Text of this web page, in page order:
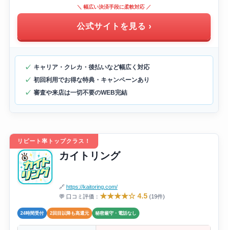
＼ 幅広い決済手段に柔軟対応 ／
公式サイトを見る ›
キャリア・クレカ・後払いなど幅広く対応
初回利用でお得な特典・キャンペーンあり
審査や来店は一切不要のWEB完結
リピート率トップクラス！
カイトリング
🔗 https://kaitoring.com/
💬 口コミ評価： ★★★★☆ 4.5(19件)
24時間受付 2回目以降も高還元 秘密厳守・電話なし